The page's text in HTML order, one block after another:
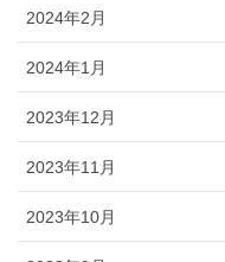
2024年2月
2024年1月
2023年12月
2023年11月
2023年10月